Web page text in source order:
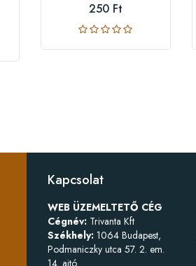
250 Ft
Kapcsolat
WEB ÜZEMELTETŐ CÉG
Cégnév:Trivanta Kft
Székhely:1064 Budapest,
Podmaniczky utca 57. 2. em.